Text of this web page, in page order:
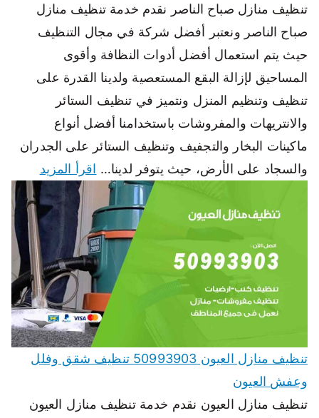
تنظيف منازل صباح الناصر نقدم خدمة تنظيف منازل
صباح الناصر ونعتبر أفضل شركة في مجال التنظيف
حيث يتم استعمال أفضل أدوات النظافة وأقوى
المساحيق لإزالة البقع المستعصية ولدينا القدرة على
تنظيف وتنظيم المنزل ونتميز في تنظيف الستائر
والانتريهات والمفروشات باستخدامنا أفضل أنواع
ماكينات البخار والتجفيف وتنظيف الستائر على الجدران
والسجاد على الأرض، حيث يتوفر لدينا… اقرأ المزيد
تنظيف منازل العيون 50993903 تنظيف شقق وفلل
وعفش العيون
تنظيف منازل العيون نقدم خدمة تنظيف منازل العيون